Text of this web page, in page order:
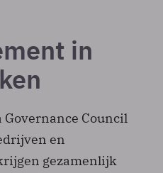
in
Council
en
gezamenlijk